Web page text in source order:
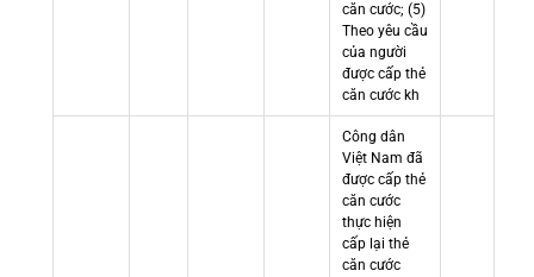
căn cước; (5)
Theo yêu cầu
của người
được cấp thẻ
căn cước kh
Công dân
Việt Nam đã
được cấp thẻ
căn cước
thực hiện
cấp lại thẻ
căn cước